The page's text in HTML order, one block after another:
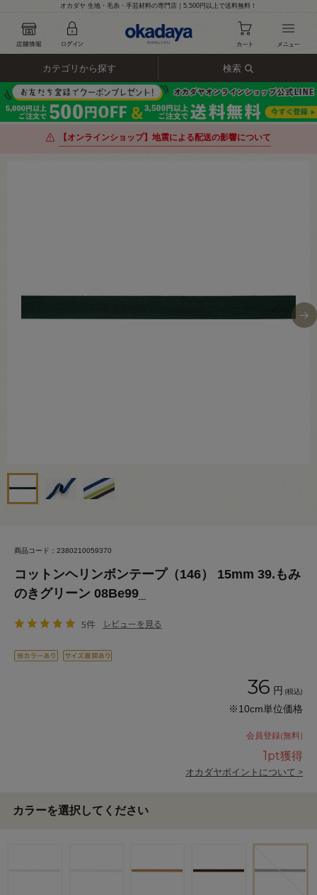
オカダヤ 生地・毛糸・手芸材料の専門店｜5,500円以上で送料無料！
カテゴリから探す 検索
【オンラインショップ】地震による配送の影響について
商品コード：2380210059370
コットンヘリンボンテープ（146） 15mm 39.もみ
のきグリーン 08Be99_
5件 レビューを見る
36 円 (税込)
※10cm単位価格
会員登録(無料)
1pt獲得
オカダヤポイントについて >
カラーを選択してください